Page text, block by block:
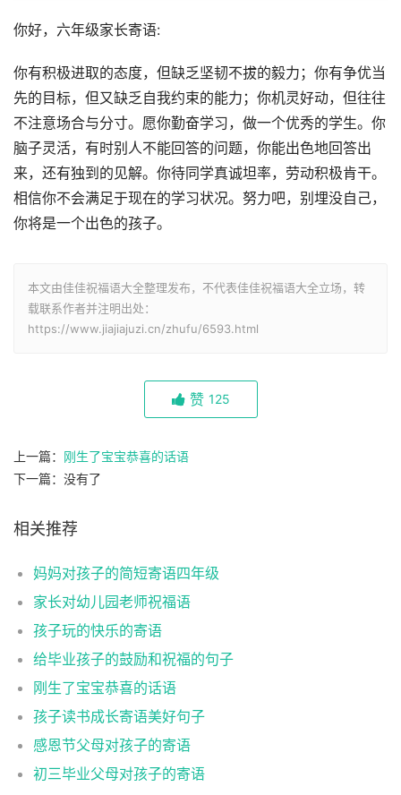
你好，六年级家长寄语:
你有积极进取的态度，但缺乏坚韧不拔的毅力；你有争优当
先的目标，但又缺乏自我约束的能力；你机灵好动，但往往
不注意场合与分寸。愿你勤奋学习，做一个优秀的学生。你
脑子灵活，有时别人不能回答的问题，你能出色地回答出
来，还有独到的见解。你待同学真诚坦率，劳动积极肯干。
相信你不会满足于现在的学习状况。努力吧，别埋没自己，
你将是一个出色的孩子。
本文由佳佳祝福语大全整理发布，不代表佳佳祝福语大全立场，转
载联系作者并注明出处：
https://www.jiajiajuzi.cn/zhufu/6593.html
赞 125
上一篇： 刚生了宝宝恭喜的话语
下一篇：没有了
相关推荐
妈妈对孩子的简短寄语四年级
家长对幼儿园老师祝福语
孩子玩的快乐的寄语
给毕业孩子的鼓励和祝福的句子
刚生了宝宝恭喜的话语
孩子读书成长寄语美好句子
感恩节父母对孩子的寄语
初三毕业父母对孩子的寄语